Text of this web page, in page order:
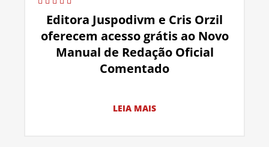
Editora Juspodivm e Cris Orzil
oferecem acesso grátis ao Novo
Manual de Redação Oficial
Comentado
LEIA MAIS